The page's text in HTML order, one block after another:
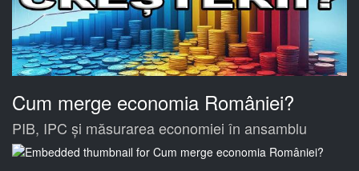
Cum merge economia României?
PIB, IPC și măsurarea economiei în ansamblu